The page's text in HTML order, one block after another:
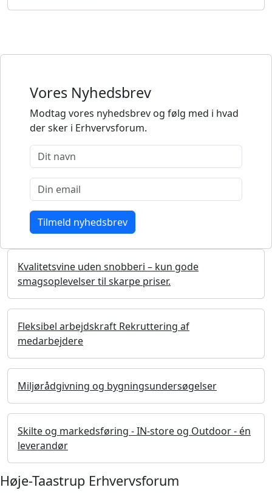
Vores Nyhedsbrev
Modtag vores nyhedsbrev og følg med i hvad
der sker i Erhvervsforum.
Kvalitetsvine uden snobberi – kun gode
smagsoplevelser til skarpe priser.
Fleksibel arbejdskraft Rekruttering af
medarbejdere
Miljørådgivning og bygningsundersøgelser
Skilte og markedsføring - IN-store og Outdoor - én
leverandør
Høje-Taastrup Erhvervsforum